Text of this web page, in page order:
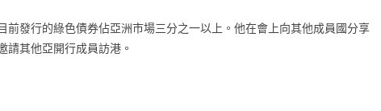
前發行的綠色債券佔亞洲市場三分之一以上。他在會上向其他成員國分享
請其他亞開行成員訪港。